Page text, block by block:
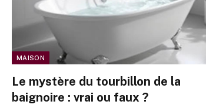
MAISON
Le mystère du tourbillon de la
baignoire : vrai ou faux ?